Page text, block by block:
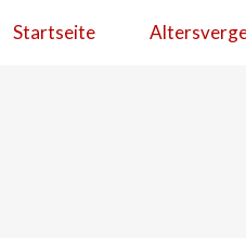
Startseite